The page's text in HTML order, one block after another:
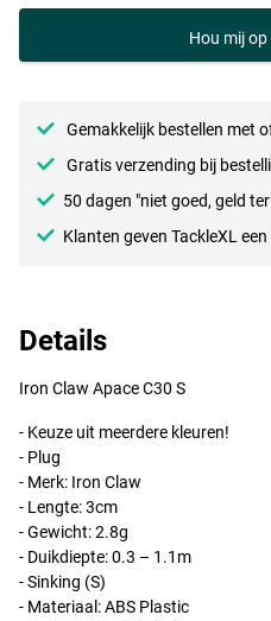
Hou mij
Gemakkelijk bestellen met
Gratis verzending bij
50 dagen "niet goed, geld
Klanten geven TackleXL
Details
Iron Claw Apace C30 S
- Keuze uit meerdere kleuren!
- Plug
- Merk: Iron Claw
- Lengte: 3cm
- Gewicht: 2.8g
- Duikdiepte: 0.3 – 1.1m
- Sinking (S)
- Materiaal:ABS Plastic